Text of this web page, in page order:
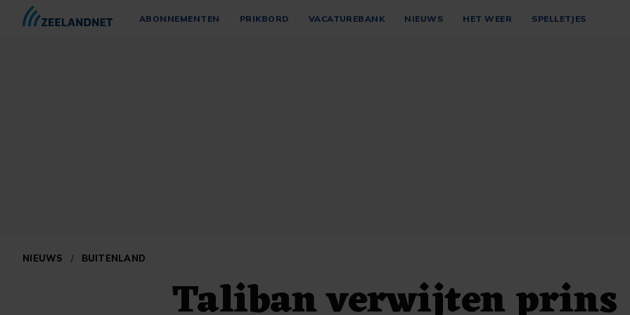
ABONNEMENTEN PRIKBORD VACATUREBANK NIEUWS HET WEER SPELLETJES
NIEUWS / BUITENLAND